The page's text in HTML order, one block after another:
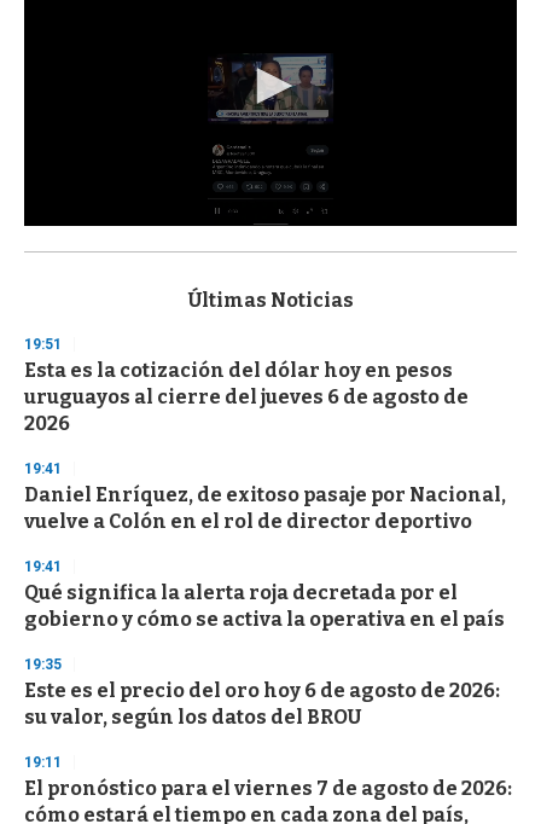
s
d
s
o
f
3
s
e
c
o
d
s
Últimas Noticias
19:51
Esta es la cotización del dólar hoy en pesos
uruguayos al cierre del jueves 6 de agosto de
2026
19:41
Daniel Enríquez, de exitoso pasaje por Nacional,
vuelve a Colón en el rol de director deportivo
19:41
Qué significa la alerta roja decretada por el
gobierno y cómo se activa la operativa en el país
19:35
Este es el precio del oro hoy 6 de agosto de 2026:
su valor, según los datos del BROU
19:11
El pronóstico para el viernes 7 de agosto de 2026:
cómo estará el tiempo en cada zona del país,